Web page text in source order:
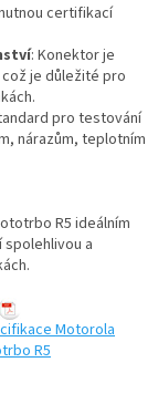
certifikací
: Konektor je
je důležité pro
pro testování
nárazům, teplotním
R5 ideálním
a
Motorola
R5